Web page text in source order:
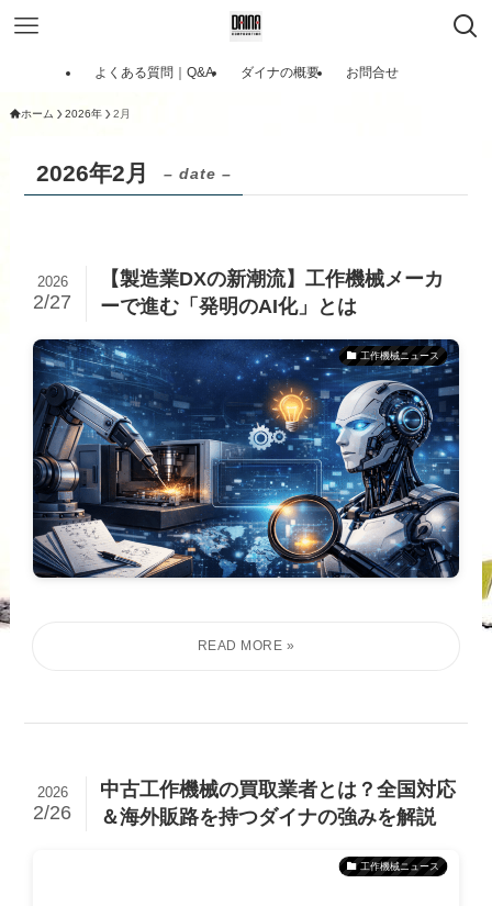
よくある質問｜Q&A ダイナの概要 お問合せ
ホーム 2026年 2月
2026年2月 – date –
【製造業DXの新潮流】工作機械メーカ
ーで進む「発明のAI化」とは
2026
2/27
工作機械ニュース
中古工作機械の買取業者とは？全国対応
＆海外販路を持つダイナの強みを解説
2026
2/26
工作機械ニュース